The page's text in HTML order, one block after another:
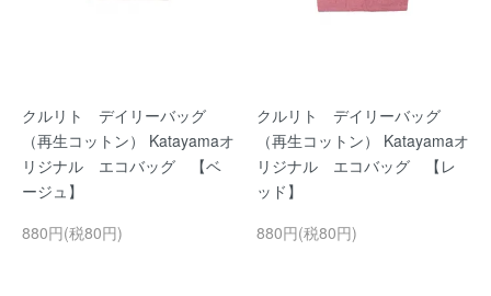
クルリト デイリーバッグ
（再生コットン） Katayamaオ
リジナル エコバッグ 【ベ
ージュ】
880円(税80円)
クルリト デイリーバッグ
（再生コットン） Katayamaオ
リジナル エコバッグ 【レ
ッド】
880円(税80円)